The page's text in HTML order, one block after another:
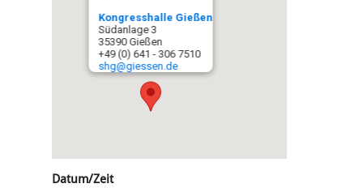
Kongresshalle Gießen
Südanlage 3
35390 Gießen
+49 (0) 641 - 306 7510
shg@giessen.de
Datum/Zeit